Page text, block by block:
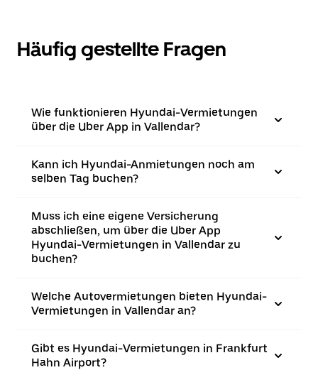
Häufig gestellte Fragen
Wie funktionieren Hyundai-Vermietungen
über die Uber App in Vallendar?
Kann ich Hyundai-Anmietungen noch am
selben Tag buchen?
Muss ich eine eigene Versicherung
abschließen, um über die Uber App
Hyundai-Vermietungen in Vallendar zu
buchen?
Welche Autovermietungen bieten Hyundai-
Vermietungen in Vallendar an?
Gibt es Hyundai-Vermietungen in Frankfurt
Hahn Airport?